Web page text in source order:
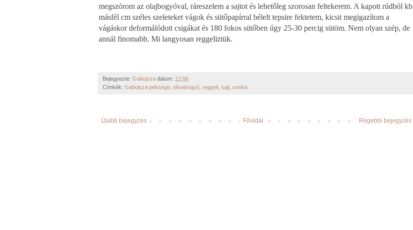
megszórom az olajbogyóval, ráreszelem a sajtot és lehetőleg szorosan feltekerem. A kapott rúdból kb
másfél cm széles szeleteket vágok és sütőpapírral bélelt tepsire fektetem, kicsit megigazítom a
vágáskor deformálódott csigákat és 180 fokos sütőben úgy 25-30 percig sütöm. Nem olyan szép, de
annál finomabb. Mi langyosan reggeliztük.
Bejegyezte: Gabojsza dátum: 12:06
Címkék: Gabojsza péksége olívabogyó reggeli sajt sonka
Újabb bejegyzés Régebbi bejegyzés
Főoldal